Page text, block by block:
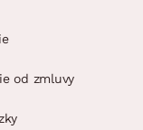
od zmluvy